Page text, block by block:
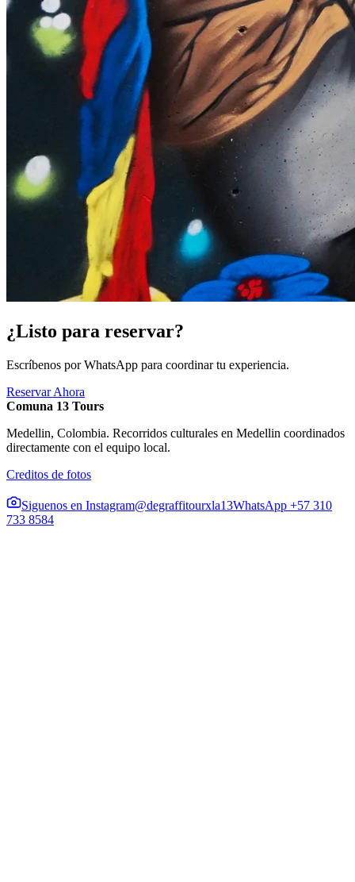
¿Listo para reservar?
Escríbenos por WhatsApp para coordinar tu experiencia.
Reservar Ahora
Comuna 13 Tours
Medellin, Colombia. Recorridos culturales en Medellin coordinados
directamente con el equipo local.
Creditos de fotos
Siguenos en Instagram@degraffitourxla13WhatsApp +57 310
733 8584